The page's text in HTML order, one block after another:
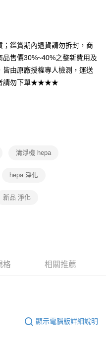
鑑賞期內退貨請勿拆封，商
售價30%~40%之整新費用及
由原廠授權專人檢測，運送
者請勿下單★★★★
清淨機 hepa
hepa 淨化
新品 淨化
格 相關推薦
顯示電腦版詳細說明